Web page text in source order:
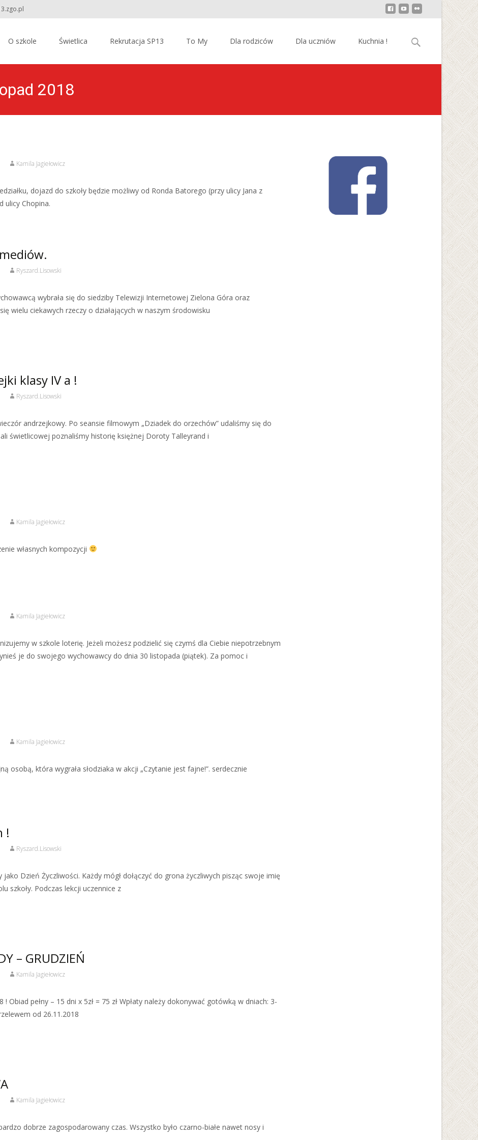
O szkole Świetlica Rekrutacja SP13 To My Dla rodziców Dla uczniów Kuchnia ! Szukaj:
2018
Kamila Jagiełowicz
dojazd do szkoły będzie możliwy od Ronda Batorego (przy ulicy Jana z
ulicy Chopina.
Ryszard.Lisowski
wybrała się do siedziby Telewizji Internetowej Zielona Góra oraz
wielu ciekawych rzeczy o działających w naszym środowisku
klasy IV a !
Ryszard.Lisowski
andrzejkowy. Po seansie filmowym „Dziadek do orzechów” udaliśmy się do
świetlicowej poznaliśmy historię księżnej Doroty Talleyrand i
Kamila Jagiełowicz
własnych kompozycji
Kamila Jagiełowicz
w szkole loterię. Jeżeli możesz podzielić się czymś dla Ciebie niepotrzebnym
je do swojego wychowawcy do dnia 30 listopada (piątek). Za pomoc i
Kamila Jagiełowicz
osobą, która wygrała słodziaka w akcji „Czytanie jest fajne!”. serdecznie
!
Ryszard.Lisowski
Dzień Życzliwości. Każdy mógł dołączyć do grona życzliwych pisząc swoje imię
szkoły. Podczas lekcji uczennice z
– GRUDZIEŃ
Kamila Jagiełowicz
! Obiad pełny – 15 dni x 5zł = 75 zł Wpłaty należy dokonywać gotówką w dniach: 3-
od 26.11.2018
Kamila Jagiełowicz
dobrze zagospodarowany czas. Wszystko było czarno-białe nawet nosy i